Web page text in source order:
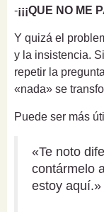
-¡¡¡QUE NO ME
Y quizá el
y la insistencia.
repetir la
«nada» se
Puede ser más
«Te noto
contármelo
estoy aquí.»